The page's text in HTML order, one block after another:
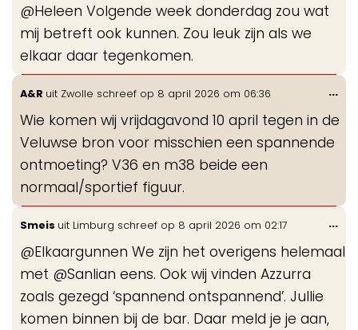
@Heleen Volgende week donderdag zou wat
mij betreft ook kunnen. Zou leuk zijn als we
elkaar daar tegenkomen.
A&R uit Zwolle schreef op 8 april 2026 om 06:36
Wie komen wij vrijdagavond 10 april tegen in de
Veluwse bron voor misschien een spannende
ontmoeting? V36 en m38 beide een
normaal/sportief figuur.
...
Smeis uit Limburg schreef op 8 april 2026 om 02:17
@Elkaargunnen We zijn het overigens helemaal
met @Sanlian eens. Ook wij vinden Azzurra
zoals gezegd ‘spannend ontspannend’. Jullie
komen binnen bij de bar. Daar meld je je aan,
...